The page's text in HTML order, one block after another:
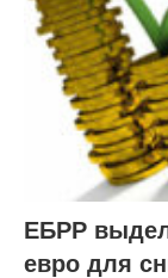
ЕБРР
евро для